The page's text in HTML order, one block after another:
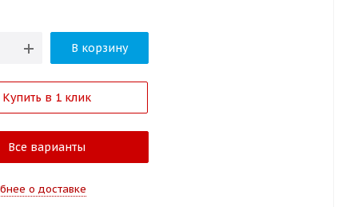
В корзину
Купить в 1 клик
Все варианты
о доставке